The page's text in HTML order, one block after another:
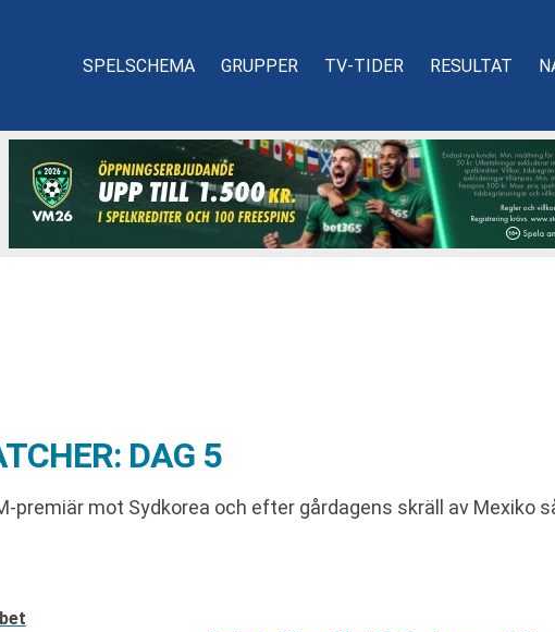
SPELSCHEMA GRUPPER TV-TIDER RESULTAT
DAG 5
premiär mot Sydkorea och efter gårdagens skräll av Mexiko